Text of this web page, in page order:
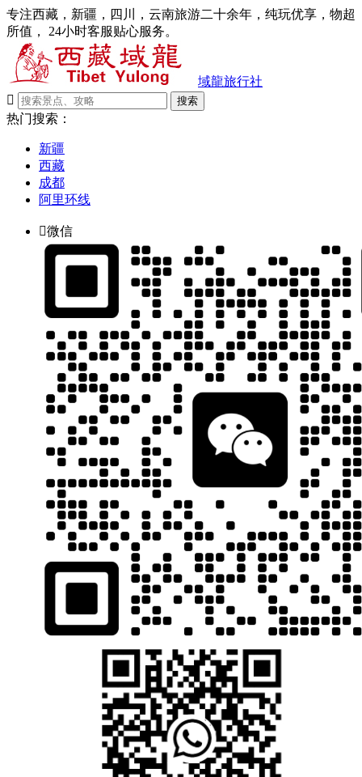
专注西藏，新疆，四川，云南旅游二十余年，纯玩优享，物超
所值， 24小时客服贴心服务。
域龍旅行社

搜索
热门搜索：
新疆
西藏
成都
阿里环线
微信